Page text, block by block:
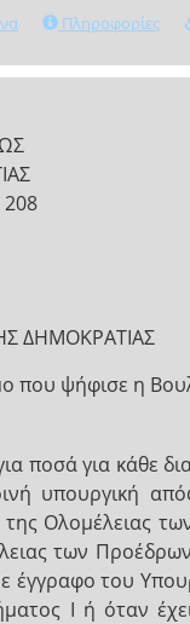
Πληροφορίες
ΔΗΜΟΚΡΑΤΙΑΣ
που ψήφισε η
ποσά για κάθε
υπουργική
Ολομέλειας
των
έγγραφο του
Ι ή όταν